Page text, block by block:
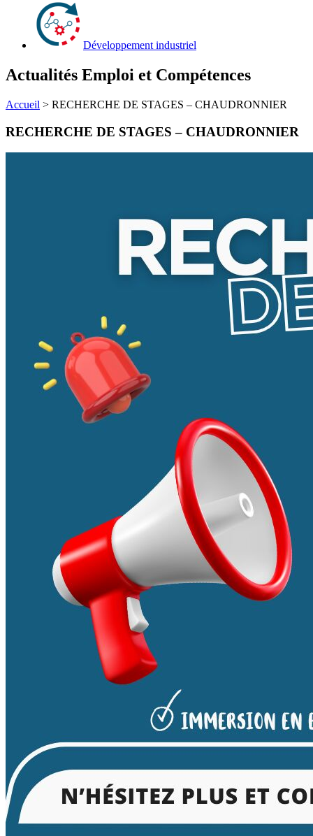
Développement industriel
Actualités Emploi et Compétences
Accueil > RECHERCHE DE STAGES – CHAUDRONNIER
RECHERCHE DE STAGES – CHAUDRONNIER